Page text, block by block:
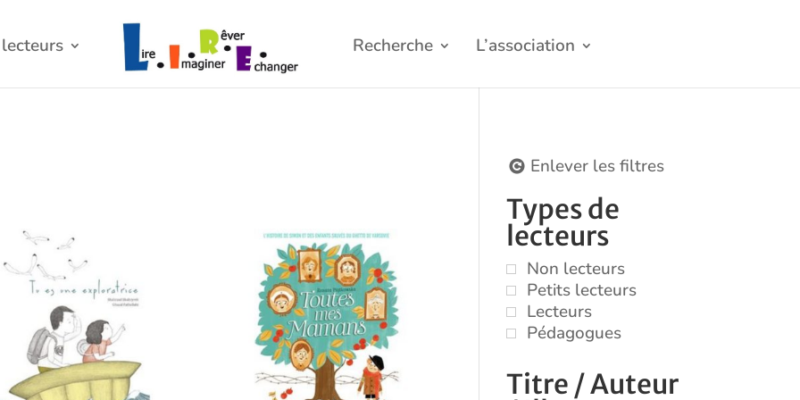
Recherche L’association
Enlever les filtres
Types de
lecteurs
Non lecteurs
Petits lecteurs
Lecteurs
Pédagogues
Titre / Auteur